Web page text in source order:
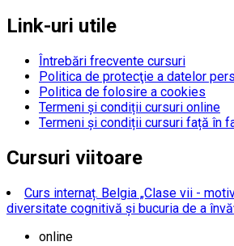
Link-uri utile
Întrebări frecvente cursuri
Politica de protecţie a datelor
Politica de folosire a cookies
Termeni și condiții cursuri online
Termeni și condiții cursuri față în
Cursuri viitoare
Curs internaț. Belgia „Clase vii -
diversitate cognitivă și bucuria de a
online